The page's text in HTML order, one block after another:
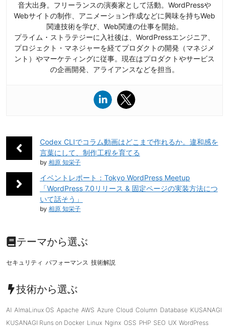
音大出身。フリーランスの演奏家として活動。WordPressや
Webサイトの制作、アニメーション作成などに興味を持ちWeb
関連技術を学び、Web関連の仕事を開始。
プライム・ストラテジーに入社後は、WordPressエンジニア、
プロジェクト・マネジャーを経てプロダクトの開発（マネジメ
ント）やマーケティングに従事。現在はプロダクトやサービス
の企画開発、アライアンスなどを担当。
Codex CLIでコラム動画はどこまで作れるか。違和感を
言葉にして、制作工程を育てる
by 相原 知栄子
イベントレポート：Tokyo WordPress Meetup
「WordPress 7.0リリース & 固定ページの実装方法につ
いて話そう」
by 相原 知栄子
テーマから選ぶ
セキュリティ パフォーマンス 技術解説
技術から選ぶ
AI AlmaLinux OS Apache AWS Azure Cloud Column Database KUSANAGI
KUSANAGI Runs on Docker Linux Nginx OSS PHP SEO UX WordPress